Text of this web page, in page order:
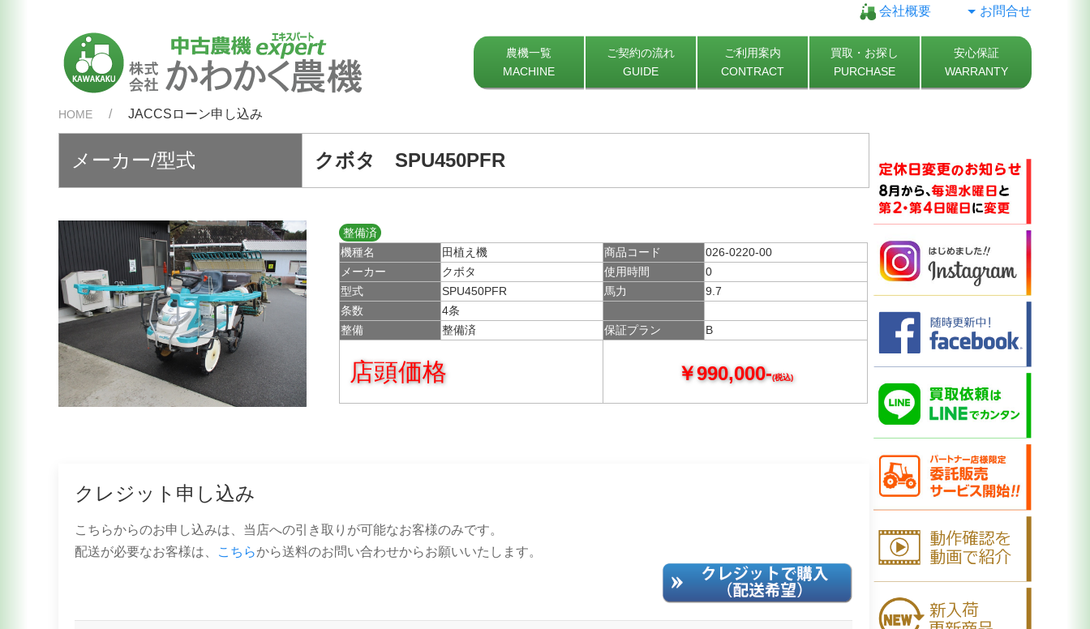
会社概要 お問合せ
農機一覧
MACHINE
ご契約の流れ
GUIDE
ご利用案内
CONTRACT
買取・お探し
PURCHASE
安心保証
WARRANTY
HOME JACCSローン申し込み
メーカー/型式 クボタ SPU450PFR
整備済
機種名
田植え機 商品コード
026-0220-00
メーカー
クボタ 使用時間
0
型式
SPU450PFR 馬力
9.7
条数
4条
整備
整備済 保証プラン B
店頭価格 ￥990,000-(税込)
クレジット申し込み
こちらからのお申し込みは、当店への引き取りが可能なお客様のみです。
配送が必要なお客様は、
こちらから送料のお問い合わせからお願いいたします。